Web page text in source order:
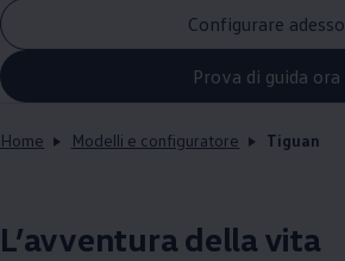
Configurare adesso
Prova di guida ora
Home Modelli e configuratore Tiguan
L’avventura della vita